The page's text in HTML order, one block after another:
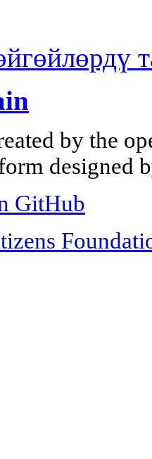
by the
designed
GitHub